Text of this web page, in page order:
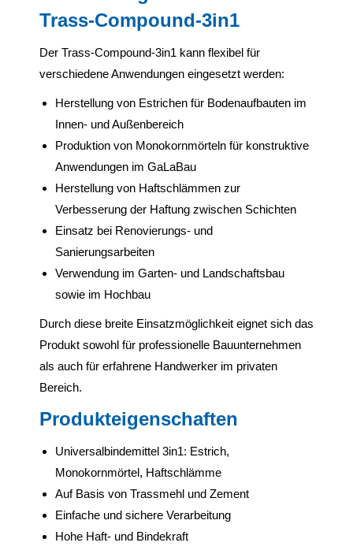
Trass-Compound-3in1
Der Trass-Compound-3in1 kann flexibel für
verschiedene Anwendungen eingesetzt werden:
Herstellung von Estrichen für Bodenaufbauten im
Innen- und Außenbereich
Produktion von Monokornmörteln für konstruktive
Anwendungen im GaLaBau
Herstellung von Haftschlämmen zur
Verbesserung der Haftung zwischen Schichten
Einsatz bei Renovierungs- und
Sanierungsarbeiten
Verwendung im Garten- und Landschaftsbau
sowie im Hochbau
Durch diese breite Einsatzmöglichkeit eignet sich das
Produkt sowohl für professionelle Bauunternehmen
als auch für erfahrene Handwerker im privaten
Bereich.
Produkteigenschaften
Universalbindemittel 3in1: Estrich,
Monokornmörtel, Haftschlämme
Auf Basis von Trassmehl und Zement
Einfache und sichere Verarbeitung
Hohe Haft- und Bindekraft